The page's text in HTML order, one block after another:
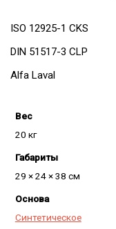
ISO 12925-1 CKS
DIN 51517-3 CLP
Alfa Laval
Вес
20 кг
Габариты
29 × 24 × 38 см
Основа
Синтетическое